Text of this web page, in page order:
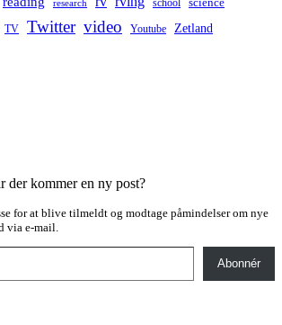
research school science
TV Twitter video Youtube Zetland
der kommer en ny post?
for at blive tilmeldt og modtage påmindelser om nye
via e-mail.
Abonnér